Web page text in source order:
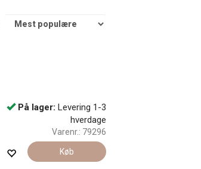
På lager: Levering 1-3
hverdage
Varenr.: 79296
Køb